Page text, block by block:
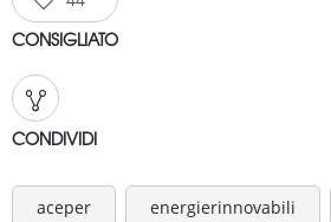
CONSIGLIATO
CONDIVIDI
aceper energierinnovabili